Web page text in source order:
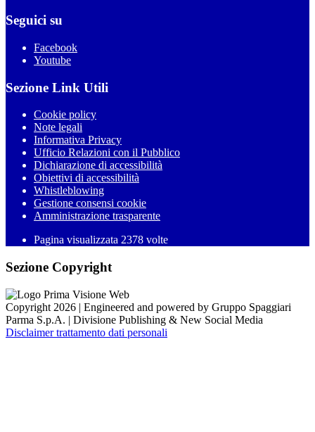
Seguici su
Facebook
Youtube
Sezione Link Utili
Cookie policy
Note legali
Informativa Privacy
Ufficio Relazioni con il Pubblico
Dichiarazione di accessibilità
Obiettivi di accessibilità
Whistleblowing
Gestione consensi cookie
Amministrazione trasparente
Pagina visualizzata 2378 volte
Sezione Copyright
Copyright 2026 | Engineered and powered by Gruppo Spaggiari
Parma S.p.A. | Divisione Publishing & New Social Media
Disclaimer trattamento dati personali